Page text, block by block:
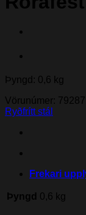
Þyngd: 0,6 kg
Vörunúmer:
Ryðfrítt stál
Frekari
Þyngd 0,6 kg